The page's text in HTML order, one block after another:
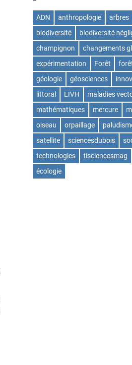
ADN anthropologie arbres
biodiversité
biodiversité
champignon
changements
expérimentation
Forêt
géologie
géosciences
littoral
LIVH maladies
mathématiques
mercure
oiseau
orpaillage
satellite
sciencesdubois
technologies
tisciencesmag
écologie